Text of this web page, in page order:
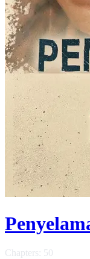
Chapters: 50